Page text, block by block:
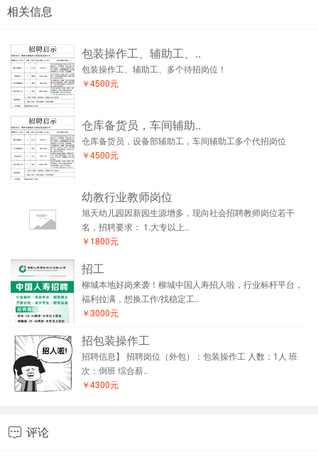
相关信息
包装操作工、辅助工、..
包装操作工、辅助工、多个待招岗位！
￥4500元
仓库备货员，车间辅助..
仓库备货员，设备部辅助工，车间辅助工多个代招岗位
￥4500元
幼教行业教师岗位
旭天幼儿园因新园生源增多，现向社会招聘教师岗位若干
名，招聘要求： 1.大专以上..
￥1800元
招工
柳城本地好岗来袭！柳城中国人寿招人啦，行业标杆平台，
福利拉满，想换工作/找稳定工..
￥3000元
招包装操作工
招聘信息】 招聘岗位（外包）：包装操作工 人数：1人 班
次：倒班 综合薪..
￥4300元
 评论